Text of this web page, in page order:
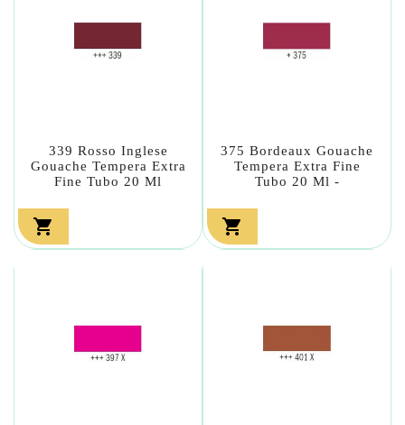
339 Rosso Inglese
Gouache Tempera Extra
Fine Tubo 20 Ml

375 Bordeaux Gouache
Tempera Extra Fine
Tubo 20 Ml -
